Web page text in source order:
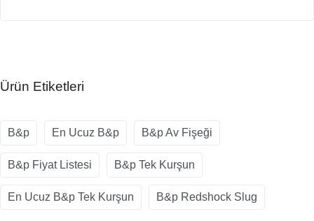
Ürün Etiketleri
B&p En Ucuz B&p B&p Av Fişeği
B&p Fiyat Listesi B&p Tek Kurşun
En Ucuz B&p Tek Kurşun B&p Redshock Slug